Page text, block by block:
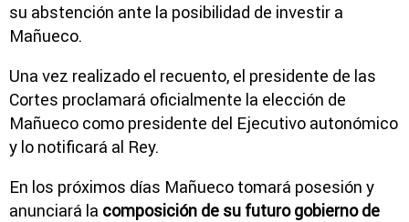
su abstención ante la posibilidad de investir a
Mañueco.
Una vez realizado el recuento, el presidente de las
Cortes proclamará oficialmente la elección de
Mañueco como presidente del Ejecutivo autonómico
y lo notificará al Rey.
En los próximos días Mañueco tomará posesión y
anunciará la composición de su futuro gobierno de